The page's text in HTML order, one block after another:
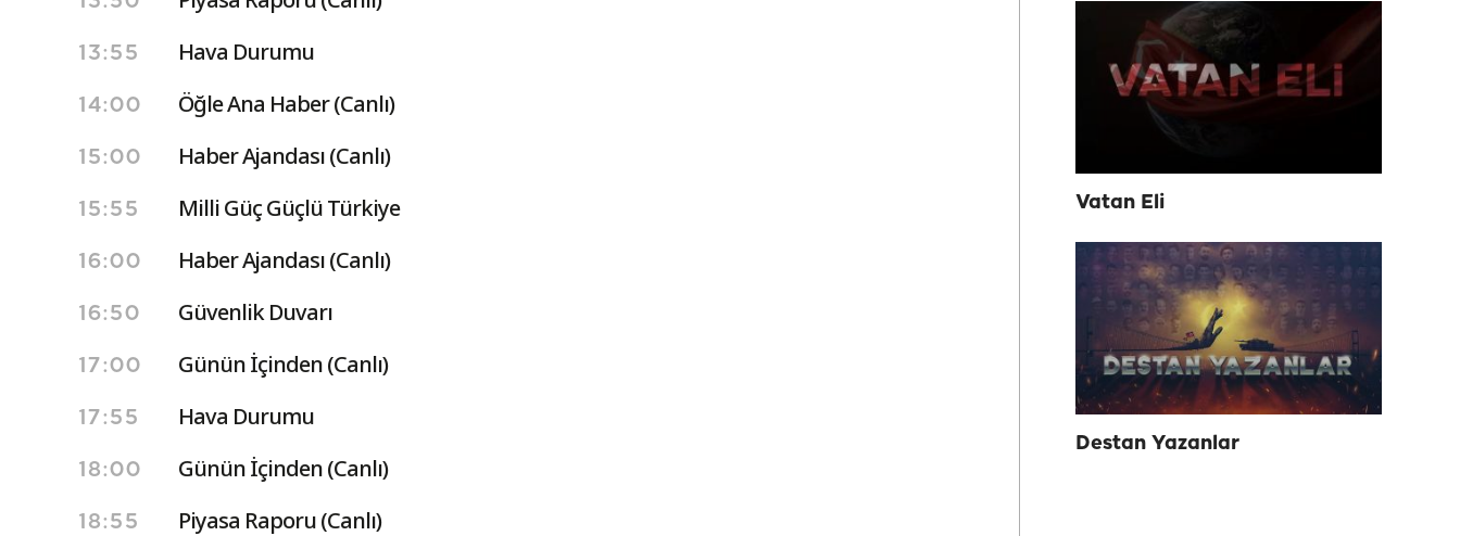
13:55 Hava Durumu
14:00 Öğle Ana Haber (Canlı)
15:00 Haber Ajandası (Canlı)
15:55 Milli Güç Güçlü Türkiye
16:00 Haber Ajandası (Canlı)
16:50 Güvenlik Duvarı
17:00 Günün İçinden (Canlı)
17:55 Hava Durumu
18:00 Günün İçinden (Canlı)
18:55 Piyasa Raporu (Canlı)
Vatan Eli
Destan Yazanlar